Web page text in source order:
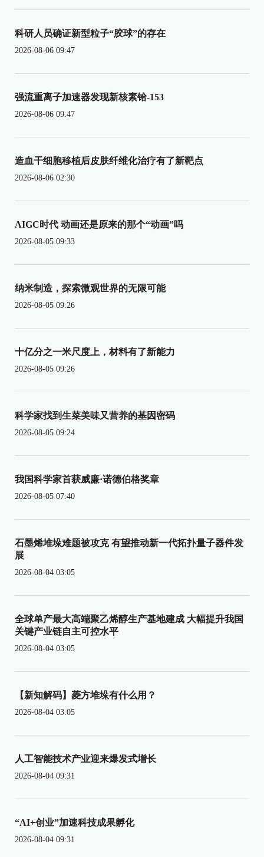
科研人员确证新型粒子“胶球”的存在
2026-08-06 09:47
强流重离子加速器发现新核素铪-153
2026-08-06 09:47
造血干细胞移植后皮肤纤维化治疗有了新靶点
2026-08-06 02:30
AIGC时代 动画还是原来的那个“动画”吗
2026-08-05 09:33
纳米制造，探索微观世界的无限可能
2026-08-05 09:26
十亿分之一米尺度上，材料有了新能力
2026-08-05 09:26
科学家找到生菜美味又营养的基因密码
2026-08-05 09:24
我国科学家首获威廉·诺德伯格奖章
2026-08-05 07:40
石墨烯堆垛难题被攻克 有望推动新一代拓扑量子器件发
展
2026-08-04 03:05
全球单产最大高端聚乙烯醇生产基地建成 大幅提升我国
关键产业链自主可控水平
2026-08-04 03:05
【新知解码】菱方堆垛有什么用？
2026-08-04 03:05
人工智能技术产业迎来爆发式增长
2026-08-04 09:31
“AI+创业”加速科技成果孵化
2026-08-04 09:31